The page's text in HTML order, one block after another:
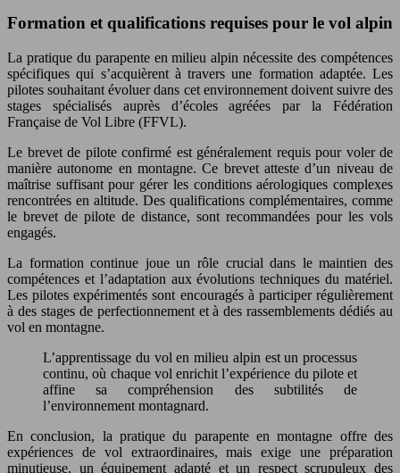
Formation et qualifications requises pour le vol alpin
La pratique du parapente en milieu alpin nécessite des compétences
spécifiques qui s’acquièrent à travers une formation adaptée. Les
pilotes souhaitant évoluer dans cet environnement doivent suivre des
stages spécialisés auprès d’écoles agréées par la Fédération
Française de Vol Libre (FFVL).
Le brevet de pilote confirmé est généralement requis pour voler de
manière autonome en montagne. Ce brevet atteste d’un niveau de
maîtrise suffisant pour gérer les conditions aérologiques complexes
rencontrées en altitude. Des qualifications complémentaires, comme
le brevet de pilote de distance, sont recommandées pour les vols
engagés.
La formation continue joue un rôle crucial dans le maintien des
compétences et l’adaptation aux évolutions techniques du matériel.
Les pilotes expérimentés sont encouragés à participer régulièrement
à des stages de perfectionnement et à des rassemblements dédiés au
vol en montagne.
L’apprentissage du vol en milieu alpin est un processus
continu, où chaque vol enrichit l’expérience du pilote et
affine sa compréhension des subtilités de
l’environnement montagnard.
En conclusion, la pratique du parapente en montagne offre des
expériences de vol extraordinaires, mais exige une préparation
minutieuse, un équipement adapté et un respect scrupuleux des